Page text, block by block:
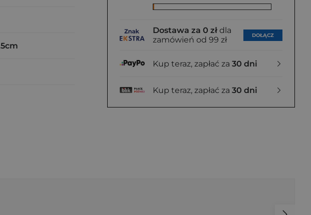
Dostawa za 0 zł dla
zamówień od 99 zł
DOŁĄCZ
Kup teraz, zapłać za 30 dni
Kup teraz, zapłać za 30 dni